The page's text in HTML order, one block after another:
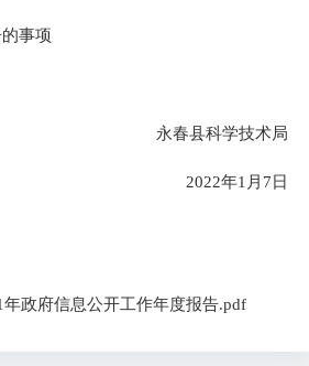
事项
永春县科学技术局
2022年1月7日
政府信息公开工作年度报告.pdf